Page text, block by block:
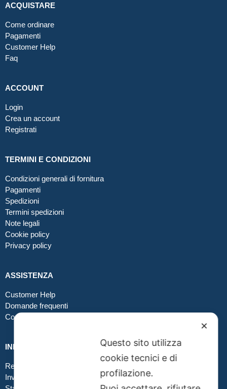
ACQUISTARE
Come ordinare
Pagamenti
Customer Help
Faq
ACCOUNT
Login
Crea un account
Registrati
TERMINI E CONDIZIONI
Condizioni generali di fornitura
Pagamenti
Spedizioni
Termini spedizioni
Note legali
Cookie policy
Privacy policy
ASSISTENZA
Customer Help
Domande frequenti
Contatti
INFO GRAFICA
Realizzare file corretti
Inviare file grafici
✕
Questo sito utilizza
cookie tecnici e di
profilazione.